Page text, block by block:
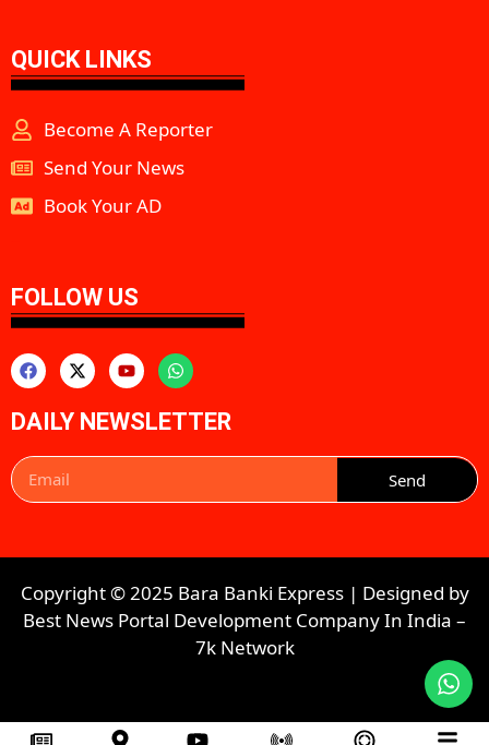
QUICK LINKS
Become A Reporter
Send Your News
Book Your AD
FOLLOW US
DAILY NEWSLETTER
Send
Copyright © 2025 Bara Banki Express | Designed by
Best News Portal Development Company In India –
7k Network​​